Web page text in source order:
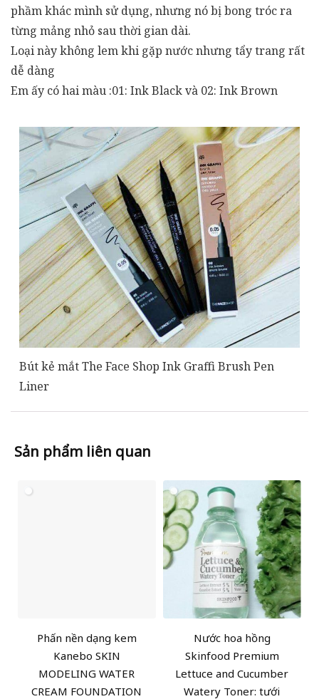
phầm khác mình sử dụng, nhưng nó bị bong tróc ra
từng mảng nhỏ sau thời gian dài.
Loại này không lem khi gặp nước nhưng tẩy trang rất
dễ dàng
Em ấy có hai màu :01: Ink Black và 02: Ink Brown
Bút kẻ mắt The Face Shop Ink Graffi Brush Pen
Liner
Sản phẩm liên quan
Phấn nền dạng kem
Kanebo SKIN
MODELING WATER
CREAM FOUNDATION
Nước hoa hồng
Skinfood Premium
Lettuce and Cucumber
Watery Toner: tưới